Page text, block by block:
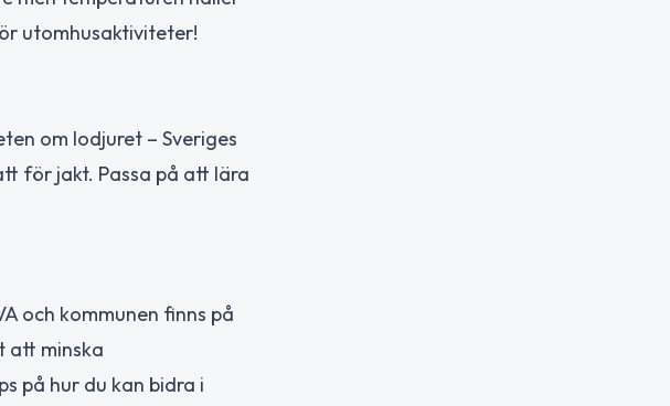
utomhusaktiviteter!
om lodjuret – Sveriges
för jakt. Passa på att lära
och kommunen finns på
att minska
på hur du kan bidra i